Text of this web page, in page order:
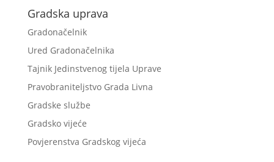
Gradska uprava
Gradonačelnik
Ured Gradonačelnika
Tajnik Jedinstvenog tijela Uprave
Pravobraniteljstvo Grada Livna
Gradske službe
Gradsko vijeće
Povjerenstva Gradskog vijeća